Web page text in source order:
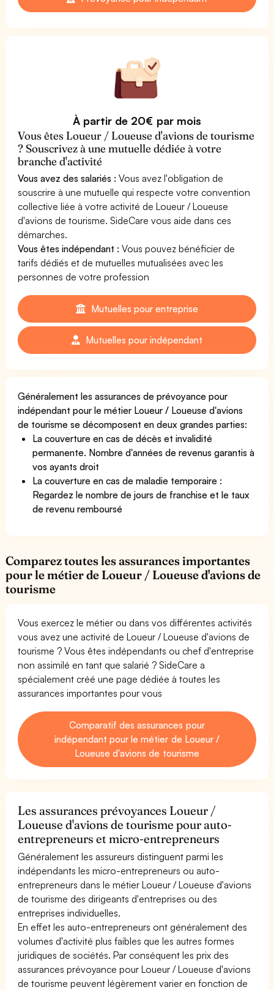
À partir de 20€ par mois
Vous êtes Loueur / Loueuse d'avions de tourisme
? Souscrivez à une mutuelle dédiée à votre
branche d'activité
Vous avez des salariés : Vous avez l'obligation de
souscrire à une mutuelle qui respecte votre convention
collective liée à votre activité de Loueur / Loueuse
d'avions de tourisme. SideCare vous aide dans ces
démarches.
Vous êtes indépendant : Vous pouvez bénéficier de
tarifs dédiés et de mutuelles mutualisées avec les
personnes de votre profession
Mutuelles pour entreprise
Mutuelles pour indépendant
Généralement les assurances de prévoyance pour
indépendant pour le métier Loueur / Loueuse d'avions
de tourisme se décomposent en deux grandes parties:
La couverture en cas de décès et invalidité
permanente. Nombre d'années de revenus garantis à
vos ayants droit
La couverture en cas de maladie temporaire :
Regardez le nombre de jours de franchise et le taux
de revenu remboursé
Comparez toutes les assurances importantes
pour le métier de Loueur / Loueuse d'avions de
tourisme
Vous exercez le métier ou dans vos différentes activités
vous avez une activité de Loueur / Loueuse d'avions de
tourisme ? Vous êtes indépendants ou chef d'entreprise
non assimilé en tant que salarié ? SideCare a
spécialement créé une page dédiée à toutes les
assurances importantes pour vous
Comparatif des assurances pour
indépendant pour le métier de Loueur /
Loueuse d'avions de tourisme
Les assurances prévoyances Loueur /
Loueuse d'avions de tourisme pour auto-
entrepreneurs et micro-entrepreneurs
Généralement les assureurs distinguent parmi les
indépendants les micro-entrepreneurs ou auto-
entrepreneurs dans le métier Loueur / Loueuse d'avions
de tourisme des dirigeants d'entreprises ou des
entreprises individuelles.
En effet les auto-entrepreneurs ont généralement des
volumes d'activité plus faibles que les autres formes
juridiques de sociétés. Par conséquent les prix des
assurances prévoyance pour Loueur / Loueuse d'avions
de tourisme peuvent légèrement varier en fonction de